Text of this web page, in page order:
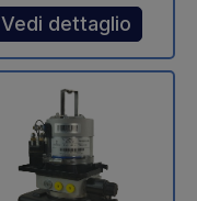
Vedi dettaglio